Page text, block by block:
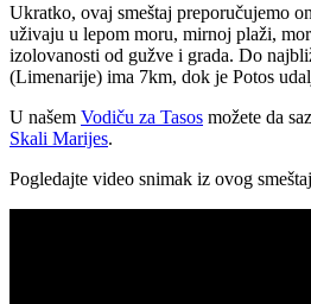
Ukratko, ovaj smeštaj preporučujemo
uživaju u lepom moru, mirnoj plaži,
izolovanosti od gužve i grada. Do
(Limenarije) ima 7km, dok je Potos
U našem Vodiču za Tasos možete da
Skali Marijes.
Pogledajte video snimak iz ovog